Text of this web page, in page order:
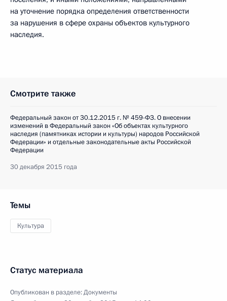
на уточнение порядка определения ответственности
за нарушения в сфере охраны объектов культурного
наследия.
Смотрите также
Федеральный закон от 30.12.2015 г. № 459-ФЗ. О внесении
изменений в Федеральный закон «Об объектах культурного
наследия (памятниках истории и культуры) народов Российской
Федерации» и отдельные законодательные акты Российской
Федерации
30 декабря 2015 года
Темы
Культура
Статус материала
Опубликован в разделе:Документы